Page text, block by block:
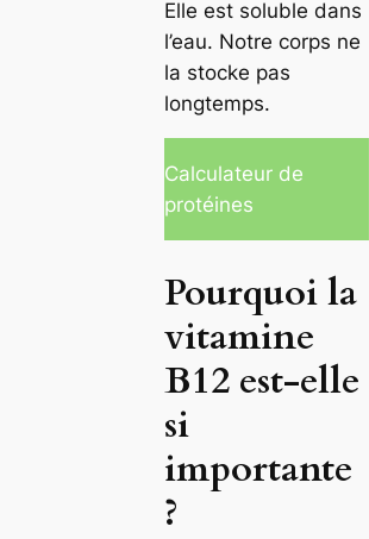
Elle est soluble dans
l’eau. Notre corps ne
la stocke pas
longtemps.
Calculateur de
protéines
Pourquoi la
vitamine
B12 est-elle
si
importante
?